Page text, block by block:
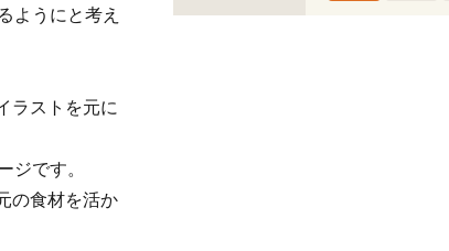
ようにと考え
ラストを元に
ジです。
の食材を活か